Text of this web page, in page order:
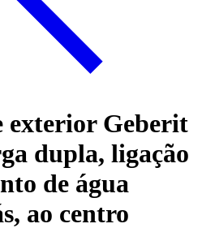
exterior Geberit
dupla, ligação
de água
ao centro